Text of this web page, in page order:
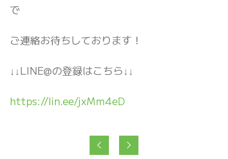
で
ご連絡お待ちしております！
↓↓LINE@の登録はこちら↓↓
https://lin.ee/jxMm4eD